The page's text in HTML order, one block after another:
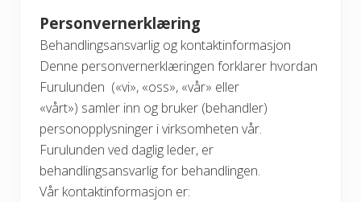
Personvernerklæring
Behandlingsansvarlig og kontaktinformasjon
Denne personvernerklæringen forklarer hvordan
Furulunden («vi», «oss», «vår» eller
«vårt») samler inn og bruker (behandler)
personopplysninger i virksomheten vår.
Furulunden ved daglig leder, er
behandlingsansvarlig for behandlingen.
Vår kontaktinformasjon er: